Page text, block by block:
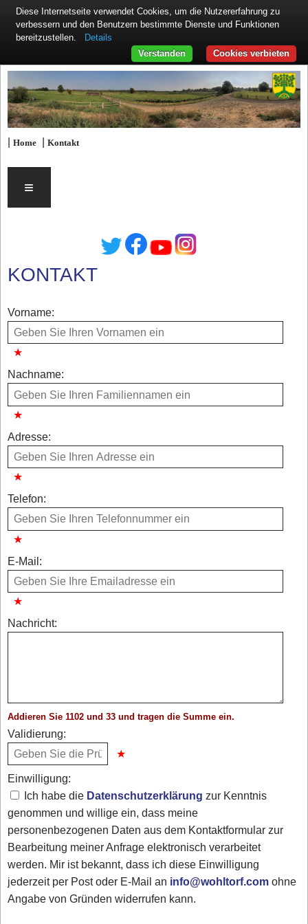
|Home |Kontakt
≡
KONTAKT
Vorname:
Nachname:
Adresse:
Telefon:
E-Mail:
Nachricht:
Addieren Sie 1102 und 33 und tragen die Summe ein.
Validierung:
Einwilligung:
Ich habe die Datenschutzerklärung zur Kenntnis
genommen und willige ein, dass meine
personenbezogenen Daten aus dem Kontaktformular zur
Bearbeitung meiner Anfrage elektronisch verarbeitet
werden. Mir ist bekannt, dass ich diese Einwilligung
jederzeit per Post oder E-Mail an info@wohltorf.comohne
Angabe von Gründen widerrufen kann.
Diese Internetseite verwendet Cookies, um die Nutzererfahrung zu
verbessern und den Benutzern bestimmte Dienste und Funktionen
bereitzustellen.
Details
Cookies verbieten
Verstanden